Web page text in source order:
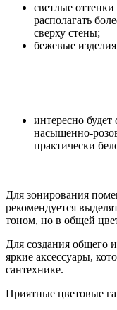
светлые
располагать
сверху стены;
бежевые
интересно
насыщенно-
практически
Для зонирования
рекомендуется
тоном, но в общей
Для создания общего
яркие аксессуары,
сантехнике.
Приятные цветовые